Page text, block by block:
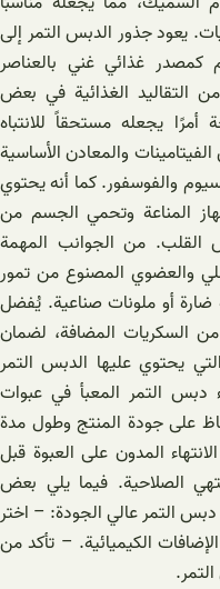
يعود جذور الدبس التمر إلى
غذائي غني بالعناصر
التقاليد الغذائية في بعض
يجعله مستحقاً للانتباه
والمعادن الأساسية
والفوسفور. كما أنه يحتوي
المناعة وتحمي الجسم من
القلب. من الجوانب المهمة
والعضوي المصنوع من تمور
ضارة أو ملونات صناعية. يُفضل
السكريات المضافة، لضمان
يحتوي عليها الدبس التمر
دبس التمر المعبأ في عبوات
على جودة المنتج وطول مدة
المدون على العبوة قبل
الصلاحية. فيما يلي بعض
التمر عالي الجودة: – اختر
الكيميائية. – تأكد من